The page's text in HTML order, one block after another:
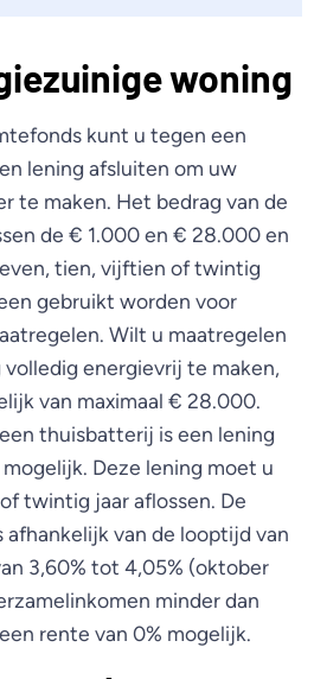
woning
kunt u tegen een
lening afsluiten om uw
te maken. Het bedrag van de
de € 1.000 en € 28.000 en
tien, vijftien of twintig
gebruikt worden voor
Wilt u maatregelen
energievrij te maken,
van maximaal € 28.000.
thuisbatterij is een lening
Deze lening moet u
twintig jaar aflossen. De
van de looptijd van
3,60% tot 4,05% (oktober
minder dan
rente van 0% mogelijk.